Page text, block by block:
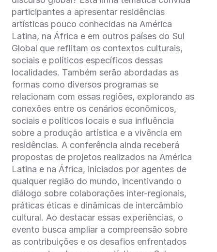
participantes a apresentar residências
artísticas pouco conhecidas na América
Latina, na África e em outros países do Sul
Global que reflitam os contextos culturais,
sociais e políticos específicos dessas
localidades. Também serão abordadas as
formas como diversos programas se
relacionam com essas regiões, explorando as
conexões entre os cenários econômicos,
sociais e políticos locais e sua influência
sobre a produção artística e a vivência em
residências. A conferência ainda receberá
propostas de projetos realizados na América
Latina e na África, iniciados por agentes de
qualquer região do mundo, incentivando o
diálogo sobre colaborações inter-regionais,
práticas éticas e dinâmicas de intercâmbio
cultural. Ao destacar essas experiências, o
evento busca ampliar a compreensão sobre
as contribuições e os desafios enfrentados